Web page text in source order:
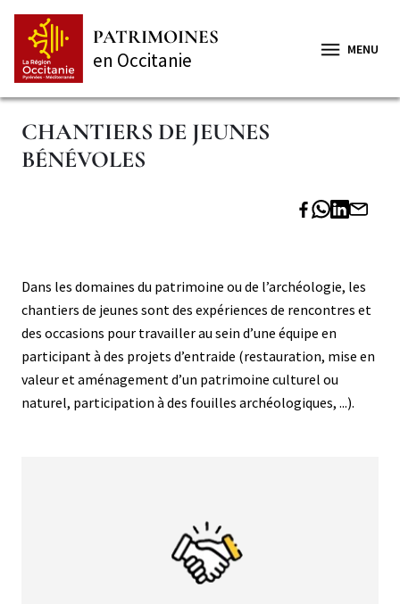
contenu
principal
PATRIMOINES
en Occitanie MENU
CHANTIERS DE JEUNES
BÉNÉVOLES
niveau
2
Corps
Dans les domaines du patrimoine ou de l’archéologie, les
chantiers de jeunes sont des expériences de rencontres et
des occasions pour travailler au sein d’une équipe en
participant à des projets d’entraide (restauration, mise en
valeur et aménagement d’un patrimoine culturel ou
naturel, participation à des fouilles archéologiques, ...).